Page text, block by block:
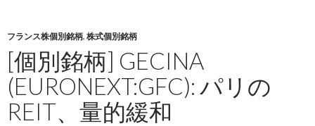
フランス株個別銘柄, 株式個別銘柄
[個別銘柄] GECINA
(EURONEXT:GFC): パリの
REIT、量的緩和